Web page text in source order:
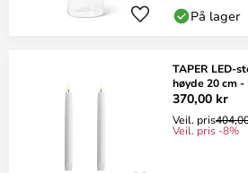
På lager
TAPER LED-
høyde 20 cm
370,00 kr
Veil. pris
Veil. pris -8%